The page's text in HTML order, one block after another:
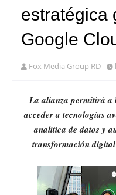
estratégica
Google
Fox Media Group RD
La alianza permitirá a
acceder a tecnologías
analítica de datos y
transformación